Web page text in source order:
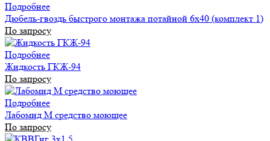
Подробнее
Дюбель-гвоздь быстрого монтажа потайной 6х40 (комплект 1)
По запросу
Подробнее
Жидкость ГКЖ-94
По запросу
Подробнее
Лабомид М средство моющее
По запросу